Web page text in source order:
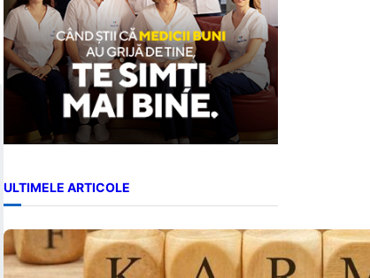
ULTIMELE ARTICOLE